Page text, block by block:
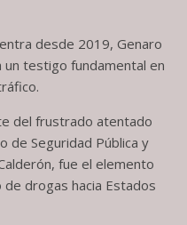
desde 2019, Genaro
un testigo fundamental en
del frustrado atentado
de Seguridad Pública y
fue el elemento
drogas hacia Estados